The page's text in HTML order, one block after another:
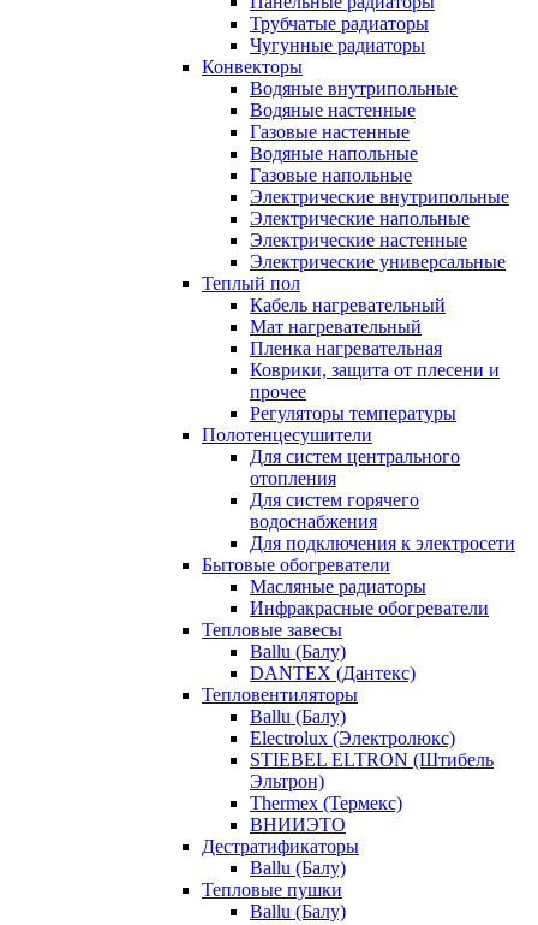
Трубчатые радиаторы
Чугунные радиаторы
Конвекторы
Водяные внутрипольные
Водяные настенные
Газовые настенные
Водяные напольные
Газовые напольные
Электрические внутрипольные
Электрические напольные
Электрические настенные
Электрические универсальные
Теплый пол
Кабель нагревательный
Мат нагревательный
Пленка нагревательная
Коврики, защита от плесени и
прочее
Регуляторы температуры
Полотенцесушители
Для систем центрального
отопления
Для систем горячего
водоснабжения
Для подключения к электросети
Бытовые обогреватели
Масляные радиаторы
Инфракрасные обогреватели
Тепловые завесы
Ballu (Балу)
DANTEX (Дантекс)
Тепловентиляторы
Ballu (Балу)
Electrolux (Электролюкс)
STIEBEL ELTRON (Штибель
Эльтрон)
Thermex (Термекс)
ВНИИЭТО
Дестратификаторы
Ballu (Балу)
Тепловые пушки
Ballu (Балу)